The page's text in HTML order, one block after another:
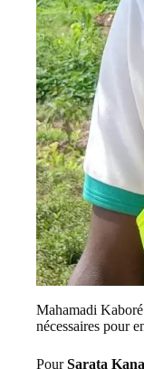
Mahamadi
nécessaires pour
PourSarata